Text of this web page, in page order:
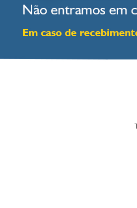
Previous